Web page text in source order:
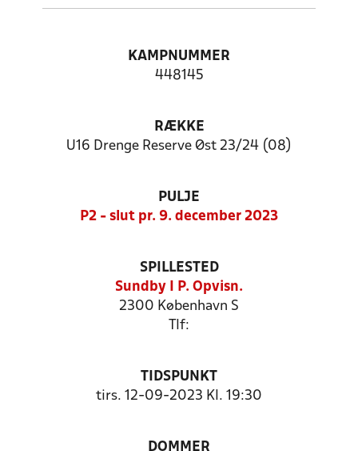
KAMPNUMMER
448145
RÆKKE
U16 Drenge Reserve Øst 23/24 (08)
PULJE
P2 - slut pr. 9. december 2023
SPILLESTED
Sundby I P. Opvisn.
2300 København S
Tlf:
TIDSPUNKT
tirs. 12-09-2023 Kl. 19:30
DOMMER